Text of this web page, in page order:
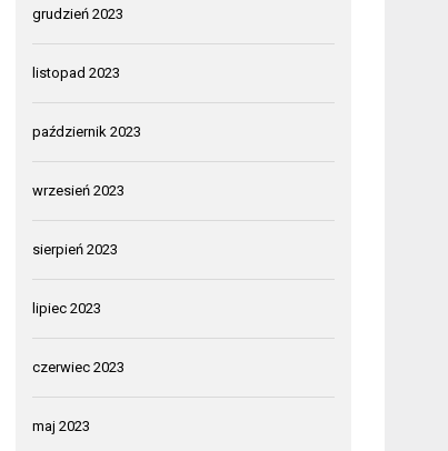
grudzień 2023
listopad 2023
październik 2023
wrzesień 2023
sierpień 2023
lipiec 2023
czerwiec 2023
maj 2023